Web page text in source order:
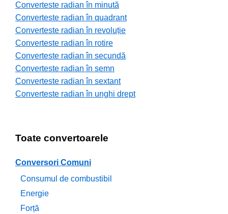
Converteste radian în minută
Converteste radian în quadrant
Converteste radian în revoluție
Converteste radian în rotire
Converteste radian în secundă
Converteste radian în semn
Converteste radian în sextant
Converteste radian în unghi drept
Toate convertoarele
Conversori Comuni
Consumul de combustibil
Energie
Forță